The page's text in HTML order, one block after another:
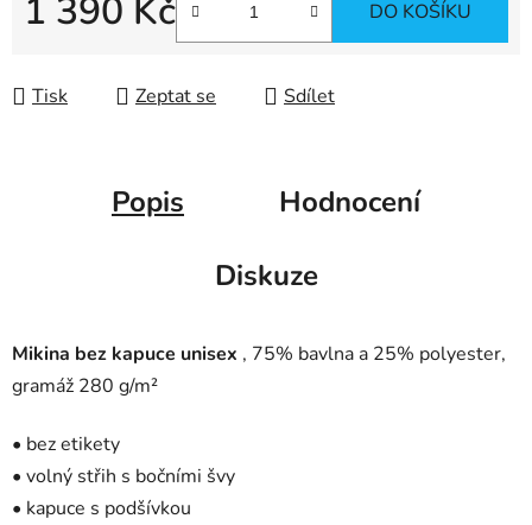
1 390 Kč DO KOŠÍKU
Tisk Zeptat se Sdílet
Popis
Hodnocení
Diskuze
Mikina bez kapuce unisex , 75% bavlna a 25% polyester,
gramáž 280 g/m²
• bez etikety
• volný střih s bočními švy
• kapuce s podšívkou